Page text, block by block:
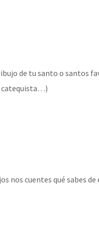
de tu santo o santos
catequista…)
nos cuentes qué sabes